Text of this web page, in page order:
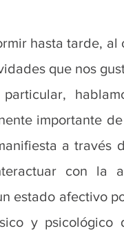
hasta tarde,
que nos
importante
a través
con la
estado afectivo
y